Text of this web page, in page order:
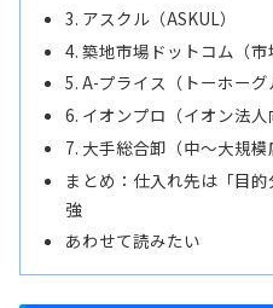
3. アスクル（ASKUL）
4. 築地市場ドットコム（市
5. A-プライス（トーホーグ
6. イオンプロ（イオン法人
7. 大手総合卸（中〜大規模
まとめ：仕入れ先は「目
強
あわせて読みたい